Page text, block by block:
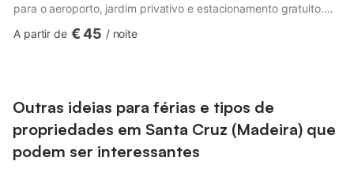
para o aeroporto, jardim privativo e estacionamento gratuito.
equipada e casa de banho, num ambiente tranquilo e autêntico.
A partir de € 45 / noite
Outras ideias para férias e tipos de
propriedades em Santa Cruz (Madeira) que
podem ser interessantes